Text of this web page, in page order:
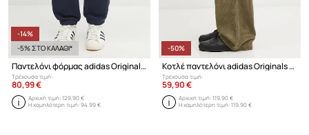
-14%
-5% ΣΤΟ ΚΑΛΑΘΙ*
Παντελόνι φόρμας adidas Originals Wilpshire Tp
Τρέχουσα τιμή:
80,99 €
Αρχική τιμή:129,90 €
Η χαμηλότερη τιμή:94,99 €
-50%
Κοτλέ παντελόνι adidas Originals EQT Pant
Τρέχουσα τιμή:
59,90 €
Αρχική τιμή:119,90 €
Η χαμηλότερη τιμή:119,90 €